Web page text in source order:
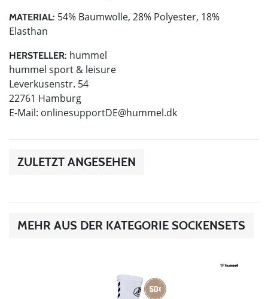
MATERIAL: 54% Baumwolle, 28% Polyester, 18%
Elasthan
HERSTELLER: hummel
hummel sport & leisure
Leverkusenstr. 54
22761 Hamburg
E-Mail: onlinesupportDE@hummel.dk
ZULETZT ANGESEHEN
MEHR AUS DER KATEGORIE SOCKENSETS